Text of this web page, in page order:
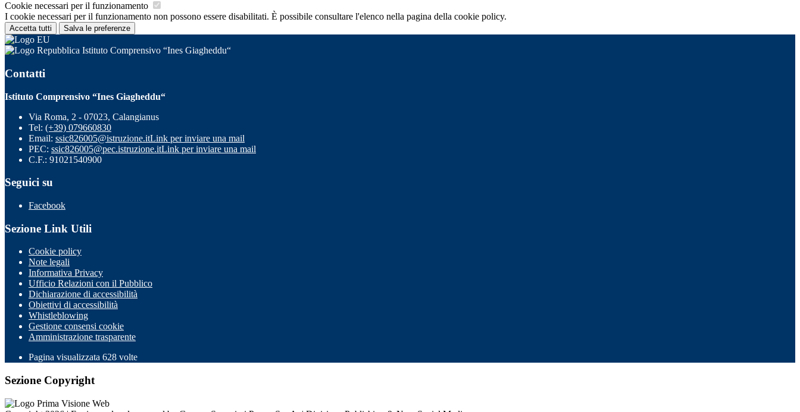
Cookie necessari per il funzionamento
I cookie necessari per il funzionamento non possono essere disabilitati. È possibile consultare l'elenco nella pagina della cookie policy.
Accetta tutti Salva le preferenze
Istituto Comprensivo “Ines Giagheddu“
Contatti
Istituto Comprensivo “Ines Giagheddu“
Via Roma, 2 - 07023, Calangianus
Tel: (+39) 079660830
Email: ssic826005@istruzione.itLink per inviare una mail
PEC: ssic826005@pec.istruzione.itLink per inviare una mail
C.F.: 91021540900
Seguici su
Facebook
Sezione Link Utili
Cookie policy
Note legali
Informativa Privacy
Ufficio Relazioni con il Pubblico
Dichiarazione di accessibilità
Obiettivi di accessibilità
Whistleblowing
Gestione consensi cookie
Amministrazione trasparente
Pagina visualizzata 628 volte
Sezione Copyright